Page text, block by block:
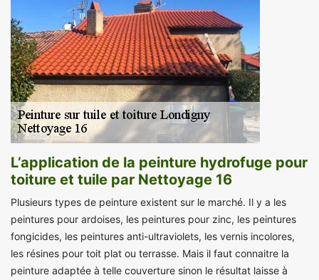
L’application de la peinture hydrofuge pour
toiture et tuile par Nettoyage 16
Plusieurs types de peinture existent sur le marché. Il y a les
peintures pour ardoises, les peintures pour zinc, les peintures
fongicides, les peintures anti-ultraviolets, les vernis incolores,
les résines pour toit plat ou terrasse. Mais il faut connaitre la
peinture adaptée à telle couverture sinon le résultat laisse à